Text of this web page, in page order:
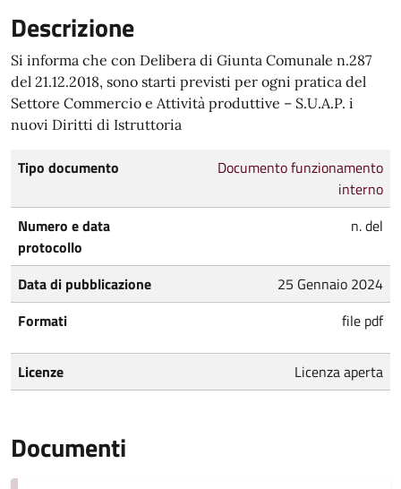
Descrizione
Si informa che con Delibera di Giunta Comunale n.287
del 21.12.2018, sono starti previsti per ogni pratica del
Settore Commercio e Attività produttive – S.U.A.P. i
nuovi Diritti di Istruttoria
Tipo documento
Documento funzionamento
interno
Numero e data
protocollo
n. del
Data di pubblicazione
25 Gennaio 2024
Formati
file pdf
Licenze Licenza aperta
Documenti